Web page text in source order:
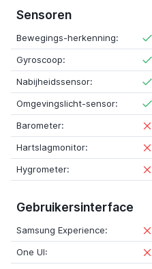
Sensoren
Bewegings-herkenning:
Gyroscoop:
Nabijheidssensor:
Omgevingslicht-sensor:
Barometer:
Hartslagmonitor:
Hygrometer:
Gebruikersinterface
Samsung Experience:
One UI: